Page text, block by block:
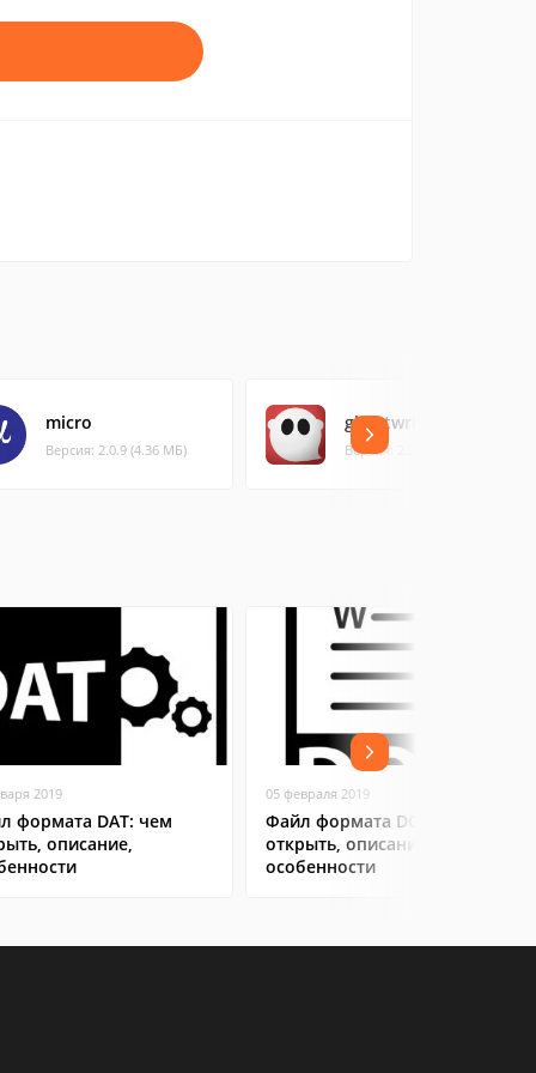
micro
Версия: 2.0.9 (4.36 МБ)
ghostwriter
Версия: 2.2.0 (156.89 МБ)
2019
формата DAT: чем
описание,
05 февраля 2019
Файл формата DOC: чем
открыть, описание,
особенности